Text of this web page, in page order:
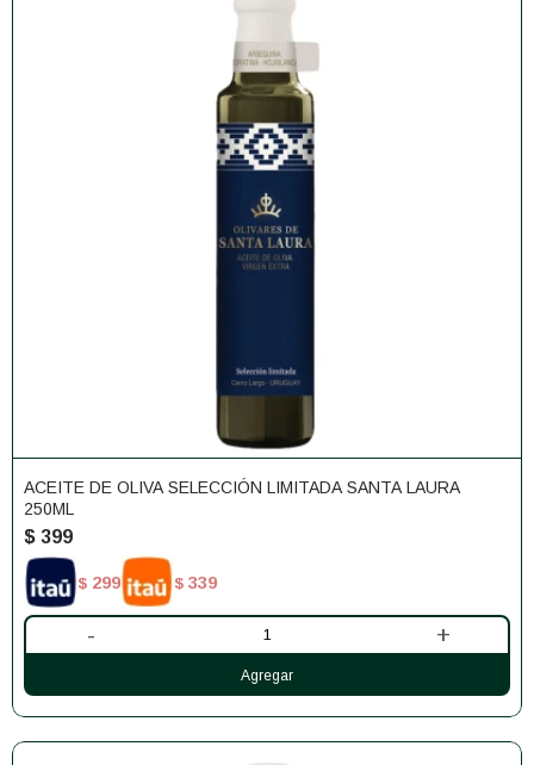
ACEITE DE OLIVA SELECCIÓN LIMITADA SANTA LAURA
250ML
$ 399
$ 299 $ 339
- +